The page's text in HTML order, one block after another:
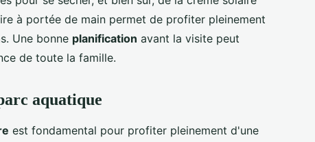
à portée de main permet de profiter pleinement
Une bonne planification avant la visite peut
de toute la famille.
aquatique
est fondamental pour profiter pleinement d'une